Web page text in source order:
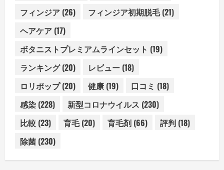
フィンジア (26) フィンジア初期脱毛(21)
ヘアケア (17)
ボタニストプレミアムラインセット (19)
ランキング(20) レビュー (18)
ロリポップ(20) 健康 (19) 口コミ (18)
感染 (228) 新型コロナウイルス (230)
比較 (23) 育毛(20) 育毛剤 (66) 評判 (18)
除菌 (230)